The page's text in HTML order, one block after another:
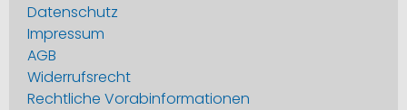
Datenschutz
Impressum
AGB
Widerrufsrecht
Rechtliche Vorabinformationen